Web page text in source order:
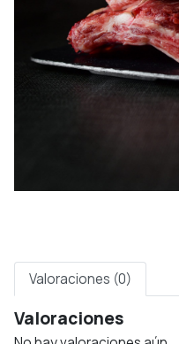
Valoraciones (0)
Valoraciones